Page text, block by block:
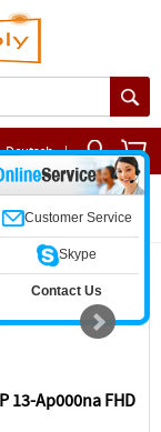
Deutsch |
FHD HP L29439-N31
13-Ap000na FHD
Customer Service
Skype
Contact Us